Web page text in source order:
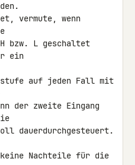
vermute, wenn
H bzw. L geschaltet
ein
auf jeden Fall mit
der zweite Eingang
dauerdurchgesteuert.
Nachteile für die